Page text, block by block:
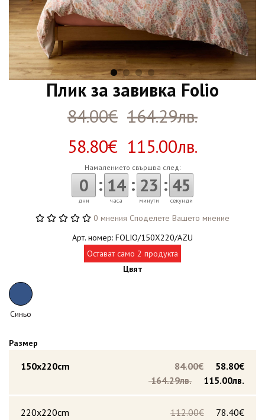
Плик за завивка Folio
84.00€ 164.29лв.
58.80€ 115.00лв.
Намалението свършва след:
0
дни
: 14
часа
: 23
минути
: 44
секунди
0 мнения Споделете Вашето мнение
Арт. номер: FOLIO/150X220/AZU
Остават само 2 продукта
Цвят
Синьо
Размер
150x220cm 58.80€
84.00€
115.00лв.
164.29лв.
220x220cm 78.40€
112.00€